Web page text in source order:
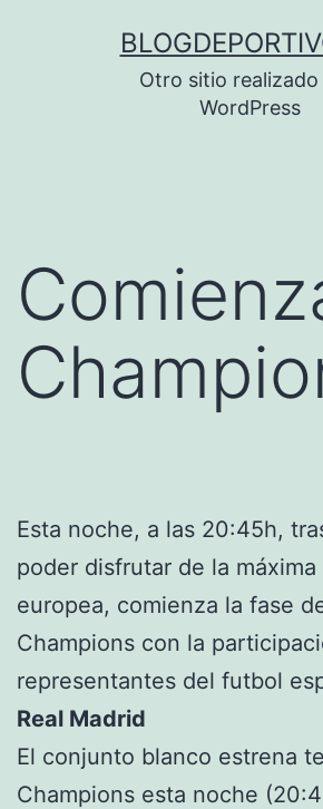
Otro sitio realizado
WordPress
Esta noche, a las 20:45h,
poder disfrutar de la
europea, comienza la fase
Champions con la
representantes del futbol
Real Madrid
El conjunto blanco estrena
Champions esta noche